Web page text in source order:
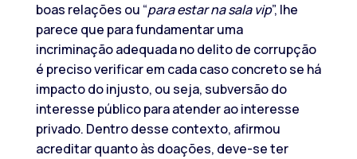
boas relações ou “para estar na sala vip”, lhe
parece que para fundamentar uma
incriminação adequada no delito de corrupção
é preciso verificar em cada caso concreto se há
impacto do injusto, ou seja, subversão do
interesse público para atender ao interesse
privado. Dentro desse contexto, afirmou
acreditar quanto às doações, deve-se ter